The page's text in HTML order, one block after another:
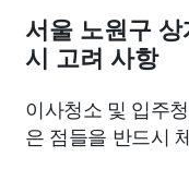
서울 노원구
시 고려 사항
이사청소 및 입주
은 점들을 반드시